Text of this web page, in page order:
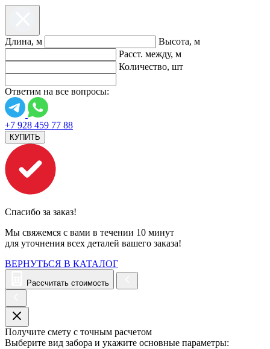
Длина, м
Высота, м
Расст. между, м
Количество, шт
Ответим на все вопросы:
+7 928 459 77 88
КУПИТЬ
Спасибо за заказ!
Мы свяжемся с вами в течении 10 минут
для уточнения всех деталей вашего заказа!
ВЕРНУТЬСЯ В КАТАЛОГ
Рассчитать стоимость
Получите смету с точным расчетом
Выберите вид забора и укажите основные параметры: